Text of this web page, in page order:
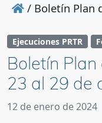
/ Boletín Plan
Ejecuciones PRTR
Boletín
23 al 29 de
12 de enero de 2024